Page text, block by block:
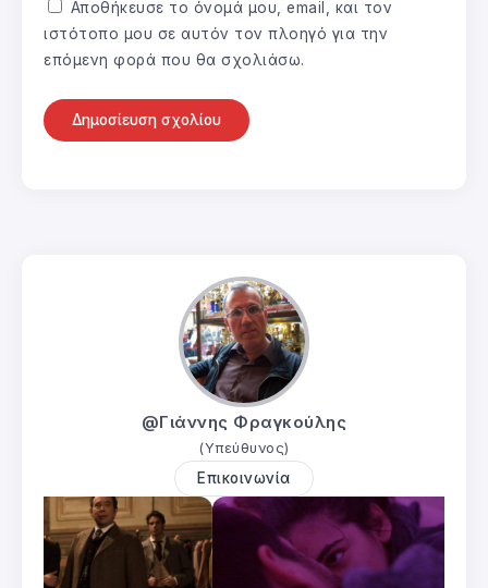
Αποθήκευσε το όνομά μου, email, και τον
ιστότοπο μου σε αυτόν τον πλοηγό για την
επόμενη φορά που θα σχολιάσω.
@Γιάννης Φραγκούλης
(Υπεύθυνος)
Επικοινωνία